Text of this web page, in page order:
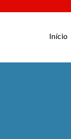
Início